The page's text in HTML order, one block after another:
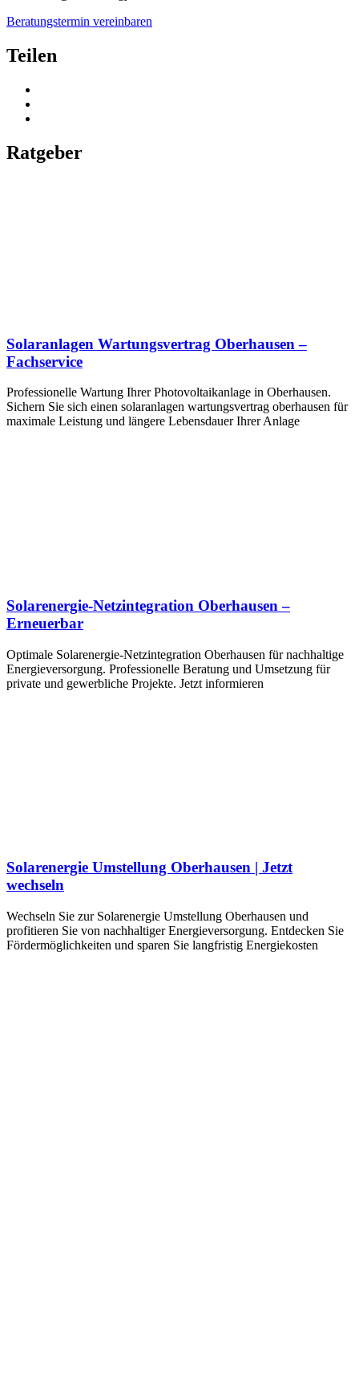
Beratungstermin vereinbaren
Teilen
Ratgeber
Solaranlagen Wartungsvertrag Oberhausen –
Fachservice
Professionelle Wartung Ihrer Photovoltaikanlage in Oberhausen.
Sichern Sie sich einen solaranlagen wartungsvertrag oberhausen für
maximale Leistung und längere Lebensdauer Ihrer Anlage
Solarenergie-Netzintegration Oberhausen –
Erneuerbar
Optimale Solarenergie-Netzintegration Oberhausen für nachhaltige
Energieversorgung. Professionelle Beratung und Umsetzung für
private und gewerbliche Projekte. Jetzt informieren
Solarenergie Umstellung Oberhausen | Jetzt
wechseln
Wechseln Sie zur Solarenergie Umstellung Oberhausen und
profitieren Sie von nachhaltiger Energieversorgung. Entdecken Sie
Fördermöglichkeiten und sparen Sie langfristig Energiekosten